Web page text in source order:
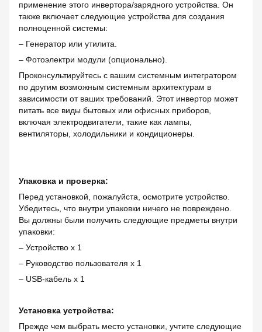
применение этого инвертора/зарядного устройства. Он
также включает следующие устройства для создания
полноценной системы:
– Генератор или утилита.
– Фотоэлектри модули (опционально).
Проконсультируйтесь с вашим системным интегратором
по другим возможным системным архитектурам в
зависимости от ваших требований. Этот инвертор может
питать все виды бытовых или офисных приборов,
включая электродвигатели, такие как лампы,
вентиляторы, холодильники и кондиционеры.
Упаковка и проверка:
Перед установкой, пожалуйста, осмотрите устройство.
Убедитесь, что внутри упаковки ничего не повреждено.
Вы должны были получить следующие предметы внутри
упаковки:
– Устройство x 1
– Руководство пользователя x 1
– USB-кабель x 1
Установка устройства:
Прежде чем выбрать место установки, учтите следующие